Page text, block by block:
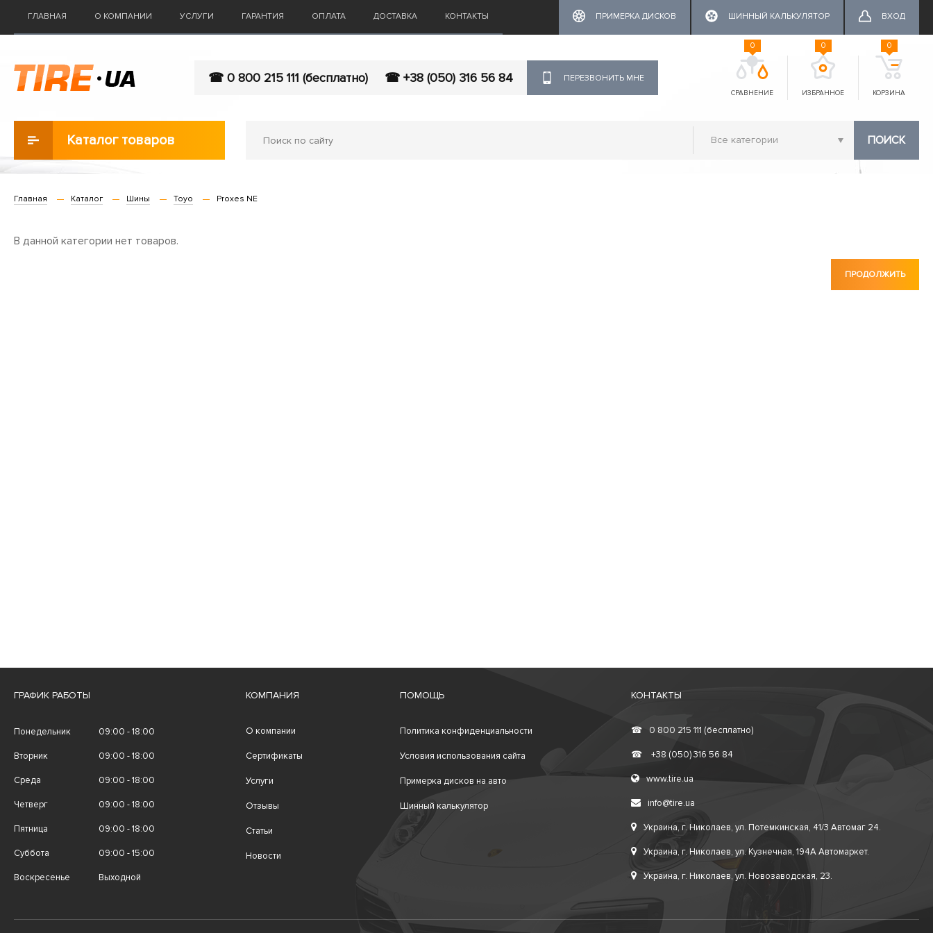
ГЛАВНАЯ О КОМПАНИИ УСЛУГИ ГАРАНТИЯ ОПЛАТА ДОСТАВКА КОНТАКТЫ ПРИМЕРКА ДИСКОВ ШИННЫЙ КАЛЬКУЛЯТОР ВХОД
☎ 0 800 215 111 (бесплатно) ☎ +38 (050) 316 56 84 ПЕРЕЗВОНИТЬ МНЕ
СРАВНЕНИЕ
0
ИЗБРАННОЕ
0
КОРЗИНА
0
Каталог товаров ПОИСК
Главная Каталог Шины Toyo Proxes NE
В данной категории нет товаров.
ПРОДОЛЖИТЬ
ГРАФИК РАБОТЫ
Понедельник 09:00 - 18:00
Вторник 09:00 - 18:00
Среда 09:00 - 18:00
Четверг 09:00 - 18:00
Пятница 09:00 - 18:00
Суббота 09:00 - 15:00
Воскресенье Выходной
КОМПАНИЯ
О компании
Сертификаты
Услуги
Отзывы
Статьи
Новости
ПОМОЩЬ
Политика конфиденциальности
Условия использования сайта
Примерка дисков на авто
Шинный калькулятор
КОНТАКТЫ
☎ 0 800 215 111 (бесплатно)
☎ +38 (050) 316 56 84
www.tire.ua
info@tire.ua
Украина, г. Николаев, ул. Потемкинская, 41/3 Автомаг 24.
Украина, г. Николаев, ул. Кузнечная, 194А Автомаркет.
Украина, г. Николаев, ул. Новозаводская, 23.